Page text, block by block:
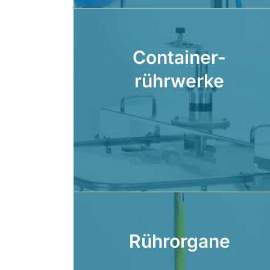
Container-
rührwerke
Rührorgane